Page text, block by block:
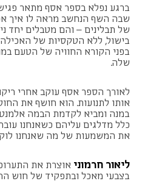
ברגע נפלא בספר אסף מתאר
שבה השף הנחשב מראה לו איך
של תבלינים – והם מטבלים יחד
בישול, ללא הטקסיות של
בפני הקורא החוויה של הטעם
שלה.
לאורך הספר אסף עוקב אחרי
אותו לתנועות. הוא חושף את
במנה ומביא לקדמת הבמה
כלל מדלגים עליהם כשאנחנו
את המשמעות של מה שאנחנו
ליאור חרמוני אוצרת את
בצבעי מאכל ובתפקיד של חוש